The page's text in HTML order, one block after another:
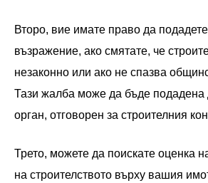
Второ, вие имате право да
възражение, ако смятате, че
незаконно или ако не спазва
Тази жалба може да бъде подадена
орган, отговорен за строителния
Трето, можете да поискате оценка
на строителството върху вашия